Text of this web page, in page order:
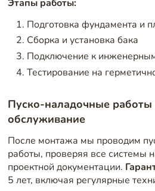
Этапы работы:
Подготовка фундамента и
Сборка и установка бака
Подключение к
Тестирование на
Пуско-наладочные работы
обслуживание
После монтажа мы проводим
работы, проверяя все системы
проектной документации.
5 лет, включая регулярные